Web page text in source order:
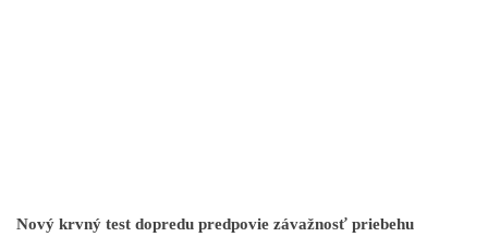
Nový krvný test dopredu predpovie závažnosť priebehu